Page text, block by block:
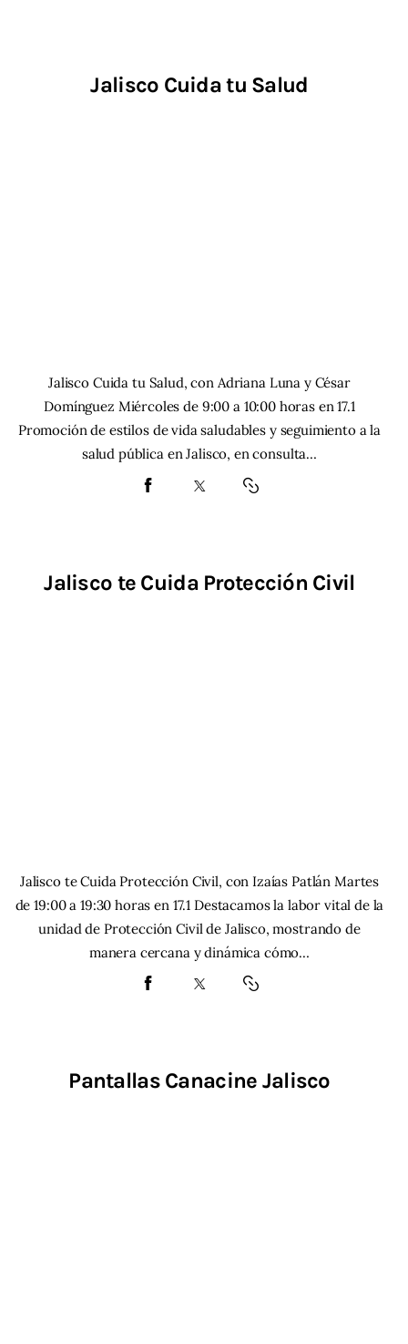
Jalisco Cuida tu Salud
Jalisco Cuida tu Salud, con Adriana Luna y César
Domínguez Miércoles de 9:00 a 10:00 horas en 17.1
Promoción de estilos de vida saludables y seguimiento a la
salud pública en Jalisco, en consulta…
Jalisco te Cuida Protección Civil
Jalisco te Cuida Protección Civil, con Izaías Patlán Martes
de 19:00 a 19:30 horas en 17.1 Destacamos la labor vital de la
unidad de Protección Civil de Jalisco, mostrando de
manera cercana y dinámica cómo…
Pantallas Canacine Jalisco